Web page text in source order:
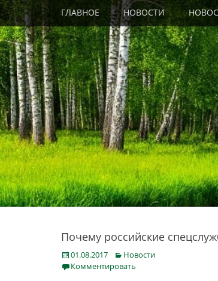
Skip
content
Primary Menu
ГЛАВНОЕ НОВОСТИ
Почему российские
Posted
on
01.08.2017 Categories
Новости
Комментировать